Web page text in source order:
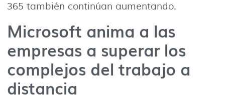
365 también continúan aumentando.
Microsoft anima a las
empresas a superar los
complejos del trabajo a
distancia